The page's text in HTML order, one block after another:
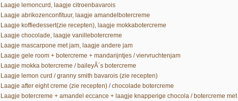
Laagje lemoncurd, laagje citroenbavarois
Laagje abrikozenconfituur, laagje amandelbotercreme
Laagje koffiedessert(zie recepten), laagje mokkabotercreme
Laagje chocolade, laagje vanillebotercreme
Laagje mascarpone met jam, laagje andere jam
Laagje gele room + botercreme + mandarijntjes / viervruchtenjam
Laagje mokka botercreme / baileyÂ´s botercreme
Laagje lemon curd / granny smith bavarois (zie recepten)
Laagje after eight creme (zie recepten) / chocolade botercreme
Laagje botercreme + amandel eccance + laagje knapperige chocola / botercreme